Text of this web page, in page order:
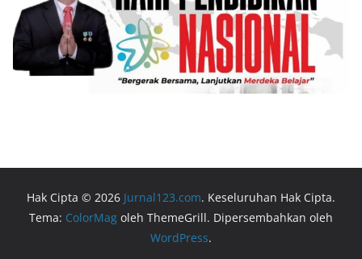
Hak Cipta © 2026 Jurnal123.com. Keseluruhan Hak Cipta.
Tema: ColorMag oleh ThemeGrill. Dipersembahkan oleh
WordPress.